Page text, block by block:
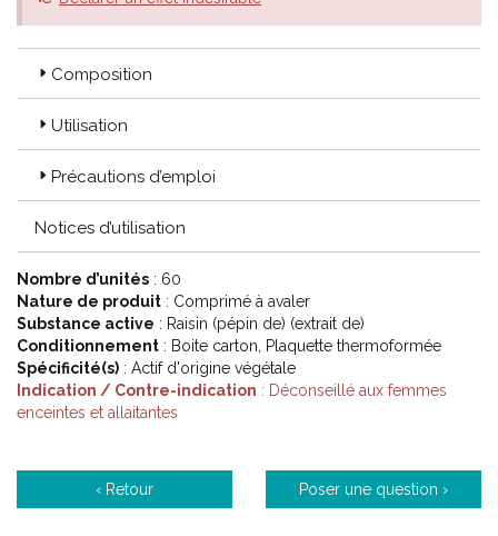
Composition
Utilisation
Précautions d’emploi
Notices d’utilisation
Nombre d’unités : 60
Nature de produit : Comprimé à avaler
Substance active : Raisin (pépin de) (extrait de)
Conditionnement : Boite carton, Plaquette thermoformée
Spécificité(s) : Actif d'origine végétale
Indication / Contre-indication : Déconseillé aux femmes
enceintes et allaitantes
‹ Retour Poser une question ›